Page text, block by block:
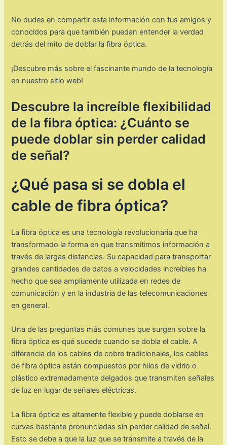
No dudes en compartir esta información con tus amigos y
conocidos para que también puedan entender la verdad
detrás del mito de doblar la fibra óptica.
¡Descubre más sobre el fascinante mundo de la tecnología
en nuestro sitio web!
Descubre la increíble flexibilidad
de la fibra óptica: ¿Cuánto se
puede doblar sin perder calidad
de señal?
¿Qué pasa si se dobla el
cable de fibra óptica?
La fibra óptica es una tecnología revolucionaria que ha
transformado la forma en que transmitimos información a
través de largas distancias. Su capacidad para transportar
grandes cantidades de datos a velocidades increíbles ha
hecho que sea ampliamente utilizada en redes de
comunicación y en la industria de las telecomunicaciones
en general.
Una de las preguntas más comunes que surgen sobre la
fibra óptica es qué sucede cuando se dobla el cable. A
diferencia de los cables de cobre tradicionales, los cables
de fibra óptica están compuestos por hilos de vidrio o
plástico extremadamente delgados que transmiten señales
de luz en lugar de señales eléctricas.
La fibra óptica es altamente flexible y puede doblarse en
curvas bastante pronunciadas sin perder calidad de señal.
Esto se debe a que la luz que se transmite a través de la